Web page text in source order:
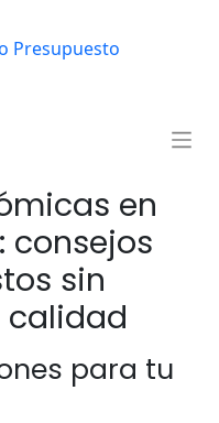
en
consejos
sin
calidad
para tu